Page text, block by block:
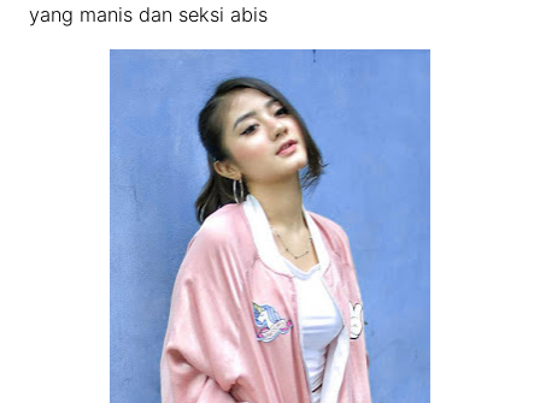
yang manis dan seksi abis